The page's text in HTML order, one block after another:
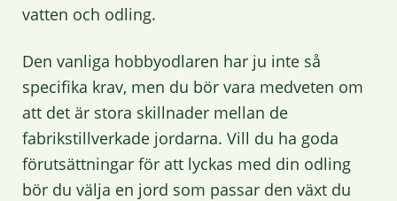
vatten och odling.
Den vanliga hobbyodlaren har ju inte så
specifika krav, men du bör vara medveten om
att det är stora skillnader mellan de
fabrikstillverkade jordarna. Vill du ha goda
förutsättningar för att lyckas med din odling
bör du välja en jord som passar den växt du